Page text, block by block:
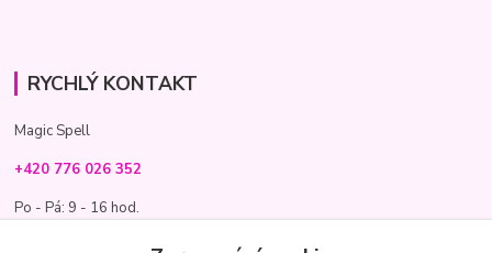
RYCHLÝ KONTAKT
Magic Spell
+420 776 026 352
Po - Pá: 9 - 16 hod.
info@magic-spell.cz